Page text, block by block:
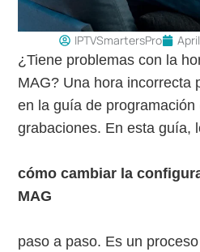
IPTVSmartersPro
¿Tiene problemas con la
MAG? Una hora incorrecta
en la guía de programación
grabaciones. En esta guía,
cómo cambiar la
MAG
paso a paso. Es un